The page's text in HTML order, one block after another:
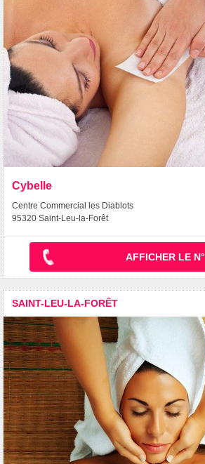
Cybelle
Centre Commercial les Diablots
95320 Saint-Leu-la-Forêt
AFFICHER LE N°
SAINT-LEU-LA-FORÊT